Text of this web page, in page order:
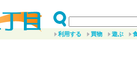
利用する 買物 遊ぶ